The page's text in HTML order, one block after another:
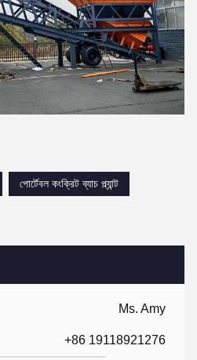
Ms. Amy
+86 19118921276
পোর্টেবল কংক্রিট ব্যাচ প্ল্যান্ট